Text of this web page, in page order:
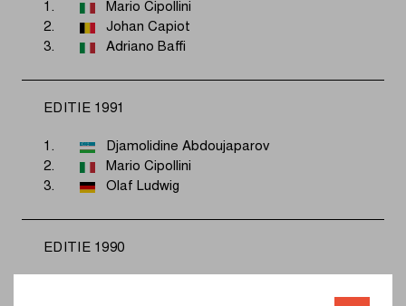
1.
Mario Cipollini
2.
Johan Capiot
3.
Adriano Baffi
EDITIE 1991
1.
Djamolidine Abdoujaparov
2.
Mario Cipollini
3.
Olaf Ludwig
EDITIE 1990